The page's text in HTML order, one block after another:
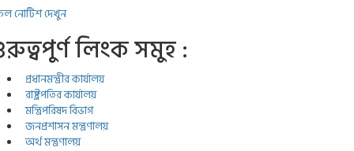
নোটিশ দেখুন
লিংক সমুহ :
প্রধানমন্ত্রীর কার্যালয়
রাষ্ট্রপতির কার্যালয়
মন্ত্রিপরিষদ বিভাগ
জনপ্রশাসন মন্ত্রণালয়
অর্থ মন্ত্রণালয়